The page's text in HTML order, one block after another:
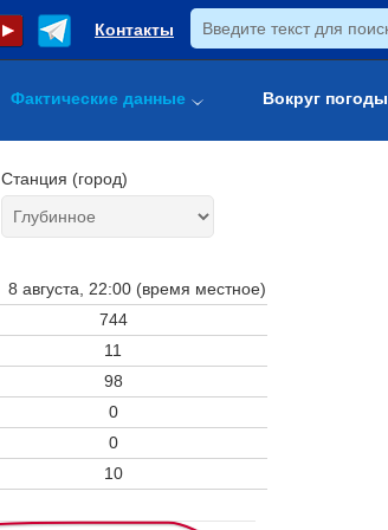
Контакты
Фактические данные Вокруг погоды
Станция (город)
8 августа, 22:00 (время местное)
744
11
98
0
0
10